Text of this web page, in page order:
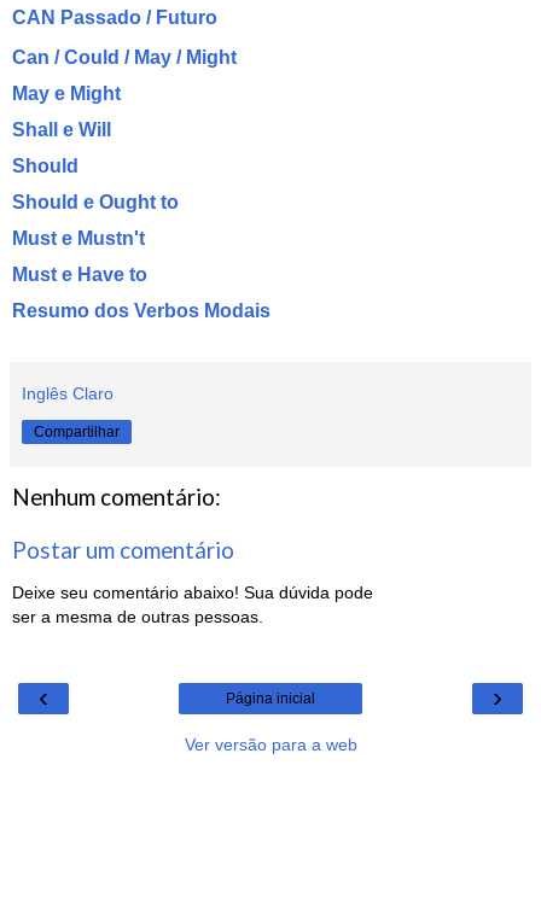
CAN Passado / Futuro
Can / Could / May / Might
May e Might
Shall e Will
Should
Should e Ought to
Must e Mustn't
Must e Have to
Resumo dos Verbos Modais
Inglês Claro
Compartilhar
Nenhum comentário:
Postar um comentário
Deixe seu comentário abaixo! Sua dúvida pode
ser a mesma de outras pessoas.
‹ ›
Página inicial
Ver versão para a web